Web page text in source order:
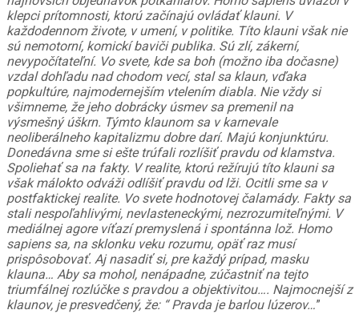
klepci prítomnosti, ktorú začínajú ovládať klauni. V
každodennom živote, v umení, v politike. Títo klauni však nie
sú nemotorní, komickí baviči publika. Sú zlí, zákerní,
nevypočítateľní. Vo svete, kde sa boh (možno iba dočasne)
vzdal dohľadu nad chodom vecí, stal sa klaun, vďaka
popkultúre, najmodernejším vtelením diabla. Nie vždy si
všimneme, že jeho dobrácky úsmev sa premenil na
výsmešný úškrn. Týmto klaunom sa v karnevale
neoliberálneho kapitalizmu dobre darí. Majú konjunktúru.
Donedávna sme si ešte trúfali rozlíšiť pravdu od klamstva.
Spoliehať sa na fakty. V realite, ktorú režírujú títo klauni sa
však málokto odváži odlíšiť pravdu od lži. Ocitli sme sa v
postfaktickej realite. Vo svete hodnotovej čalamády. Fakty sa
stali nespoľahlivými, nevlasteneckými, nezrozumiteľnými. V
mediálnej agore víťazí premyslená i spontánna lož. Homo
sapiens sa, na sklonku veku rozumu, opäť raz musí
prispôsobovať. Aj nasadiť si, pre každý prípad, masku
klauna… Aby sa mohol, nenápadne, zúčastniť na tejto
triumfálnej rozlúčke s pravdou a objektivitou…. Najmocnejší z
klaunov, je presvedčený, že: “ Pravda je barlou lúzerov…”